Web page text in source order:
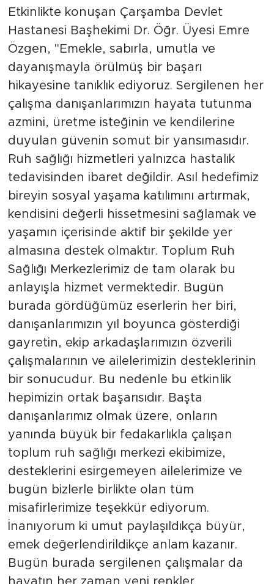
Etkinlikte konuşan Çarşamba Devlet
Hastanesi Başhekimi Dr. Öğr. Üyesi Emre
Özgen, "Emekle, sabırla, umutla ve
dayanışmayla örülmüş bir başarı
hikayesine tanıklık ediyoruz. Sergilenen her
çalışma danışanlarımızın hayata tutunma
azmini, üretme isteğinin ve kendilerine
duyulan güvenin somut bir yansımasıdır.
Ruh sağlığı hizmetleri yalnızca hastalık
tedavisinden ibaret değildir. Asıl hedefimiz
bireyin sosyal yaşama katılımını artırmak,
kendisini değerli hissetmesini sağlamak ve
yaşamın içerisinde aktif bir şekilde yer
almasına destek olmaktır. Toplum Ruh
Sağlığı Merkezlerimiz de tam olarak bu
anlayışla hizmet vermektedir. Bugün
burada gördüğümüz eserlerin her biri,
danışanlarımızın yıl boyunca gösterdiği
gayretin, ekip arkadaşlarımızın özverili
çalışmalarının ve ailelerimizin desteklerinin
bir sonucudur. Bu nedenle bu etkinlik
hepimizin ortak başarısıdır. Başta
danışanlarımız olmak üzere, onların
yanında büyük bir fedakarlıkla çalışan
toplum ruh sağlığı merkezi ekibimize,
desteklerini esirgemeyen ailelerimize ve
bugün bizlerle birlikte olan tüm
misafirlerimize teşekkür ediyorum.
İnanıyorum ki umut paylaşıldıkça büyür,
emek değerlendirildikçe anlam kazanır.
Bugün burada sergilenen çalışmalar da